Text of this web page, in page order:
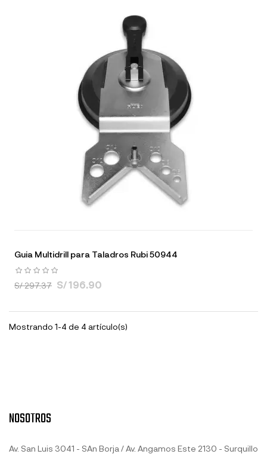
Guia Multidrill para Taladros Rubi 50944
S/ 297.37 S/ 196.90
Mostrando 1-4 de 4 artículo(s)
NOSOTROS
Av. San Luis 3041 - SAn Borja / Av. Angamos Este 2130 - Surquillo